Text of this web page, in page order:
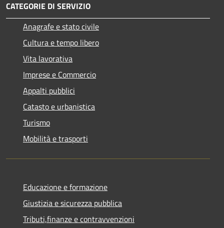
CATEGORIE DI SERVIZIO
Anagrafe e stato civile
Cultura e tempo libero
Vita lavorativa
Imprese e Commercio
Appalti pubblici
Catasto e urbanistica
Turismo
Mobilità e trasporti
Educazione e formazione
Giustizia e sicurezza pubblica
Tributi,finanze e contravvenzioni